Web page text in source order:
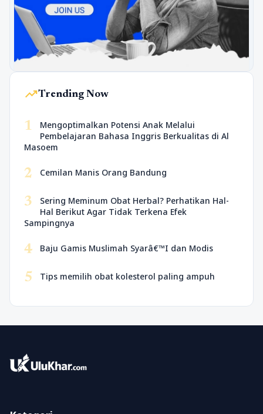
trending_upTrending Now
1
Mengoptimalkan Potensi Anak Melalui
Pembelajaran Bahasa Inggris Berkualitas di Al
Masoem
2 Cemilan Manis Orang Bandung
3
Sering Meminum Obat Herbal? Perhatikan Hal-
Hal Berikut Agar Tidak Terkena Efek
Sampingnya
4 Baju Gamis Muslimah Syarâ€™I dan Modis
5 Tips memilih obat kolesterol paling ampuh